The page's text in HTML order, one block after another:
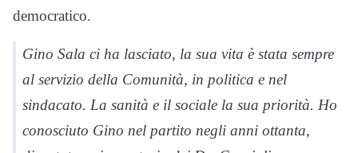
democratico.
Gino Sala ci ha lasciato, la sua vita è stata sempre
al servizio della Comunità, in politica e nel
sindacato. La sanità e il sociale la sua priorità. Ho
conosciuto Gino nel partito negli anni ottanta,